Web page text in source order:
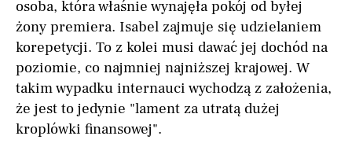
osoba, która właśnie wynajęła pokój od byłej
żony premiera. Isabel zajmuje się udzielaniem
korepetycji. To z kolei musi dawać jej dochód na
poziomie, co najmniej najniższej krajowej. W
takim wypadku internauci wychodzą z założenia,
że jest to jedynie "lament za utratą dużej
kroplówki finansowej".